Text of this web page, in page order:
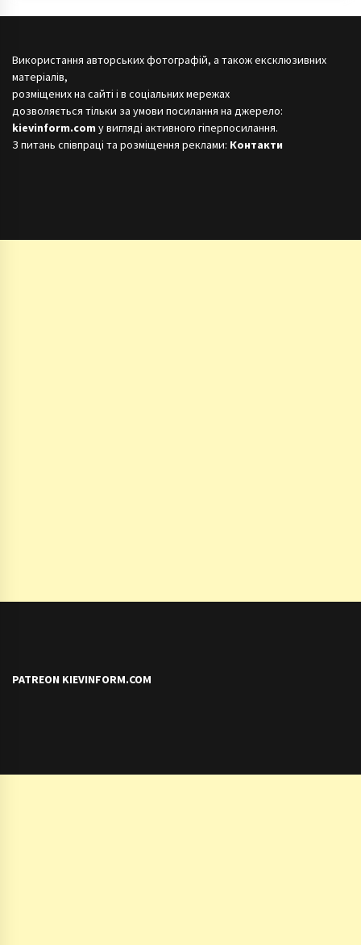
Використання авторських фотографій, а також ексклюзивних
матеріалів,
розміщених на сайті і в соціальних мережах
дозволяється тільки за умови посилання на джерело:
kievinform.com у вигляді активного гіперпосилання.
З питань співпраці та розміщення реклами: Контакти
PATREON KIEVINFORM.COM